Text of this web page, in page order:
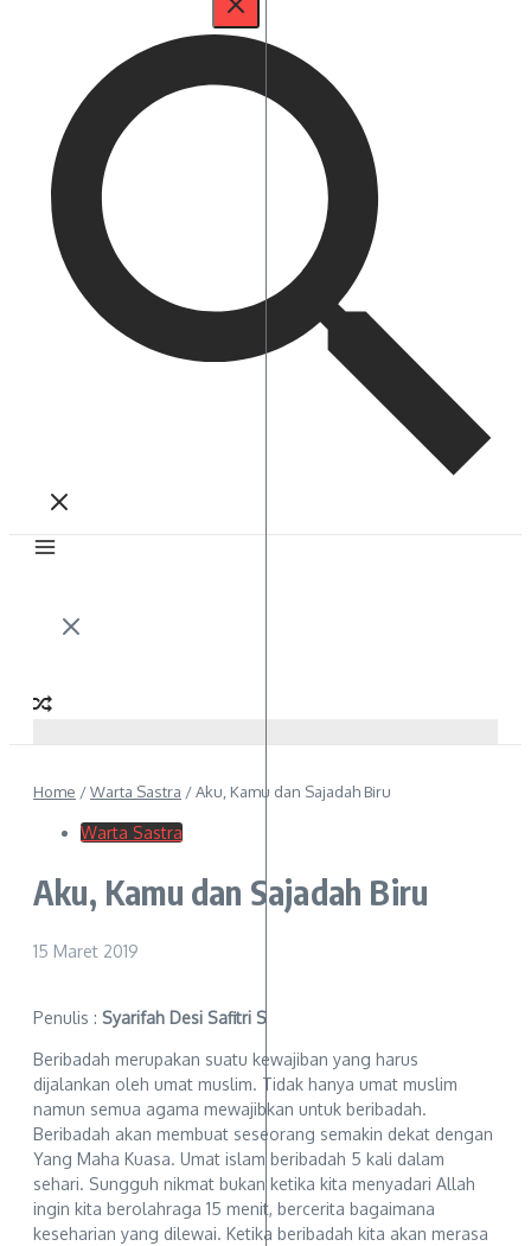
Home /Warta Sastra /Aku, Kamu dan Sajadah Biru
Warta Sastra
Aku, Kamu dan Sajadah Biru
15 Maret 2019
Penulis : Syarifah Desi Safitri S
Beribadah merupakan suatu kewajiban yang harus
dijalankan oleh umat muslim. Tidak hanya umat muslim
namun semua agama mewajibkan untuk beribadah.
Beribadah akan membuat seseorang semakin dekat dengan
Yang Maha Kuasa. Umat islam beribadah 5 kali dalam
sehari. Sungguh nikmat bukan ketika kita menyadari Allah
ingin kita berolahraga 15 menit, bercerita bagaimana
keseharian yang dilewai. Ketika beribadah kita akan merasa